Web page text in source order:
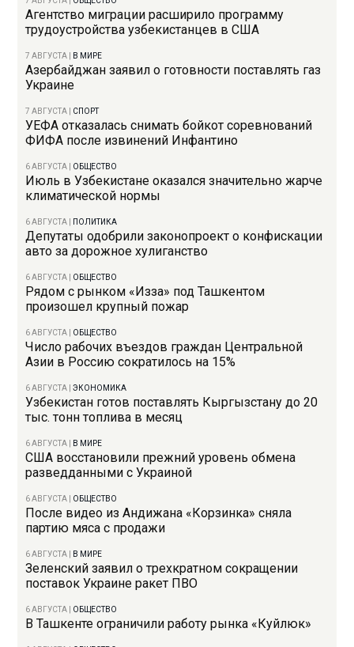
Агентство миграции расширило программу
трудоустройства узбекистанцев в США
7 АВГУСТА В МИРЕ
Азербайджан заявил о готовности поставлять газ
Украине
7 АВГУСТА СПОРТ
УЕФА отказалась снимать бойкот соревнований
ФИФА после извинений Инфантино
6 АВГУСТА ОБЩЕСТВО
Июль в Узбекистане оказался значительно жарче
климатической нормы
6 АВГУСТА ПОЛИТИКА
Депутаты одобрили законопроект о конфискации
авто за дорожное хулиганство
6 АВГУСТА ОБЩЕСТВО
Рядом с рынком «Изза» под Ташкентом
произошел крупный пожар
6 АВГУСТА ОБЩЕСТВО
Число рабочих въездов граждан Центральной
Азии в Россию сократилось на 15%
6 АВГУСТА |ЭКОНОМИКА
Узбекистан готов поставлять Кыргызстану до 20
тыс. тонн топлива в месяц
6 АВГУСТА В МИРЕ
США восстановили прежний уровень обмена
разведданными с Украиной
6 АВГУСТА ОБЩЕСТВО
После видео из Андижана «Корзинка» сняла
партию мяса с продажи
6 АВГУСТА В МИРЕ
Зеленский заявил о трехкратном сокращении
поставок Украине ракет ПВО
6 АВГУСТА ОБЩЕСТВО
В Ташкенте ограничили работу рынка «Куйлюк»